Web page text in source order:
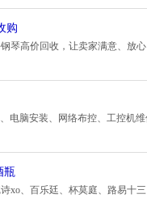
购
琴高价回收，让卖家满意、放
电脑安装、网络布控、工控机
瓶
xo、百乐廷、杯莫庭、路易十